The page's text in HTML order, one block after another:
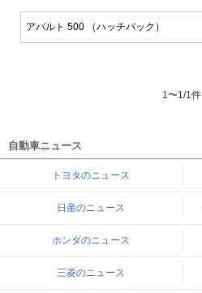
1〜1/1件
自動車ニュース
トヨタのニュース
日産のニュース
ホンダのニュース
三菱のニュース